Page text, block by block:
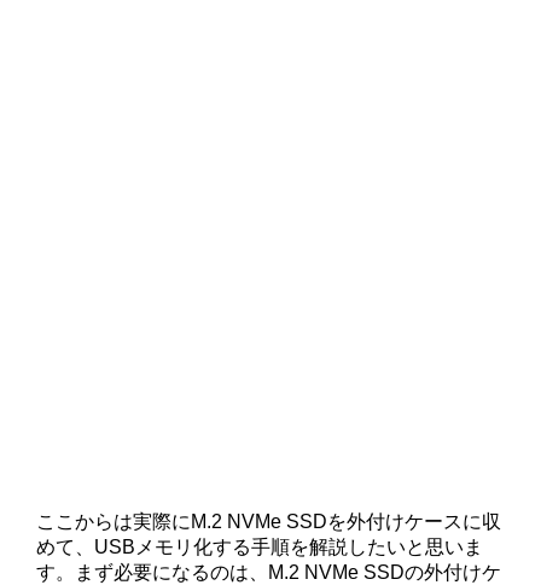
ここからは実際にM.2 NVMe SSDを外付けケースに収
めて、USBメモリ化する手順を解説したいと思いま
す。まず必要になるのは、M.2 NVMe SSDの外付けケ